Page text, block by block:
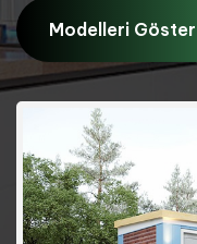
Modelleri Göster
Modelleri Göster